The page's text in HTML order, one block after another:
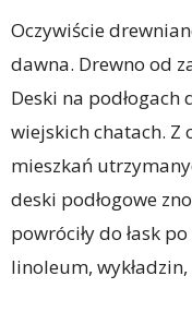
Oczywiście
dawna. Drewno od
Deski na
wiejskich chatach. Z
mieszkań
deski podłogowe
powróciły do łask
linoleum,